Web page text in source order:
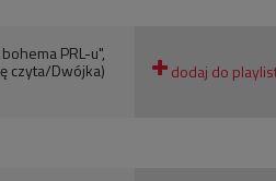
PRL-u",
czyta/Dwójka)